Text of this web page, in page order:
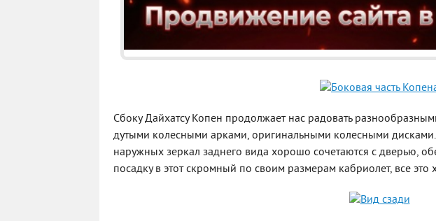
Сбоку Дайхатсу Копен продолжает нас радовать
дутыми колесными арками, оригинальными колесными
наружных зеркал заднего вида хорошо сочетаются с дверью,
посадку в этот скромный по своим размерам кабриолет, все